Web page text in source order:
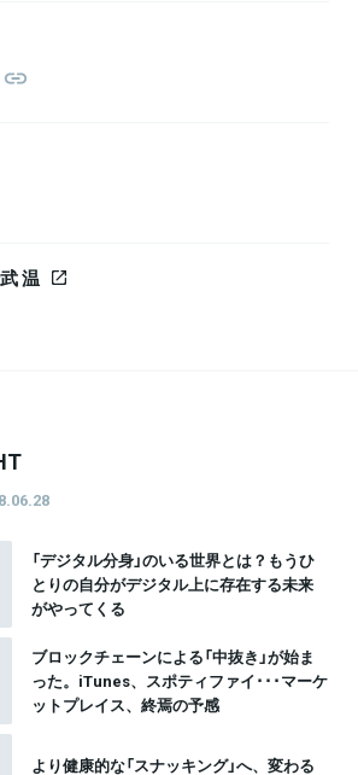
温
「デジタル分身」のいる世界とは？もうひ
とりの自分がデジタル上に存在する未来
がやってくる
ブロックチェーンによる「中抜き」が始ま
った。iTunes、スポティファイ･･･マーケ
ットプレイス、終焉の予感
より健康的な「スナッキング」へ、変わる